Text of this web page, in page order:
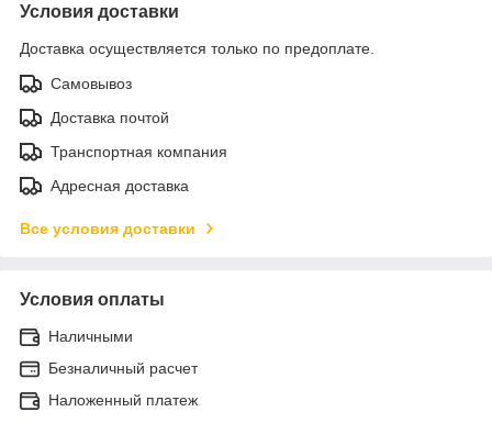
Условия доставки
Доставка осуществляется только по предоплате.
Самовывоз
Доставка почтой
Транспортная компания
Адресная доставка
Все условия доставки
Условия оплаты
Наличными
Безналичный расчет
Наложенный платеж